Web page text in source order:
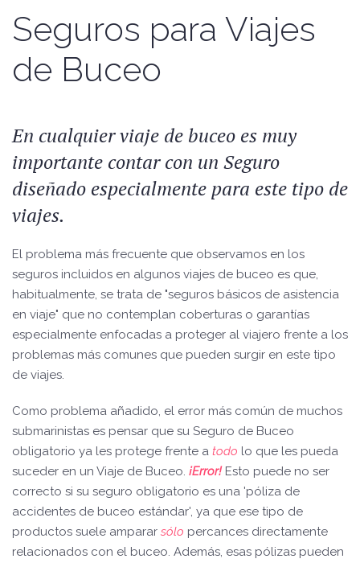
Seguros para Viajes
de Buceo
En cualquier viaje de buceo es muy
importante contar con un Seguro
diseñado especialmente para este tipo de
viajes.
El problema más frecuente que observamos en los
seguros incluidos en algunos viajes de buceo es que,
habitualmente, se trata de "seguros básicos de asistencia
en viaje" que no contemplan coberturas o garantías
especialmente enfocadas a proteger al viajero frente a los
problemas más comunes que pueden surgir en este tipo
de viajes.
Como problema añadido, el error más común de muchos
submarinistas es pensar que su Seguro de Buceo
obligatorio ya les protege frente a todo lo que les pueda
suceder en un Viaje de Buceo. ¡Error!Esto puede no ser
correcto si su seguro obligatorio es una 'póliza de
accidentes de buceo estándar', ya que ese tipo de
productos suele amparar sólo percances directamente
relacionados con el buceo. Además, esas pólizas pueden